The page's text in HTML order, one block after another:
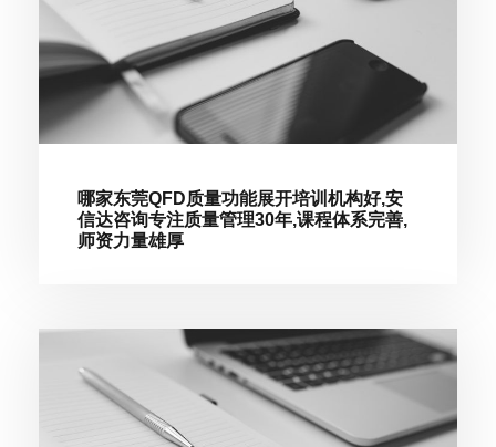
哪家东莞QFD质量功能展开培训机构好,安
信达咨询专注质量管理30年,课程体系完善,
师资力量雄厚